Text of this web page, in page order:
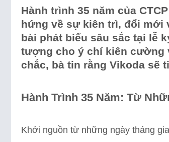
Hành trình 35 năm của
hứng về sự kiên trì, đổi mới
bài phát biểu sâu sắc tại lễ
tượng cho ý chí kiên cường
chắc, bà tin rằng Vikoda sẽ
Hành Trình 35 Năm: Từ
Khởi nguồn từ những ngày tháng